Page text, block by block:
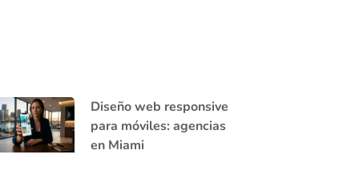
Diseño web responsive
para móviles: agencias
en Miami